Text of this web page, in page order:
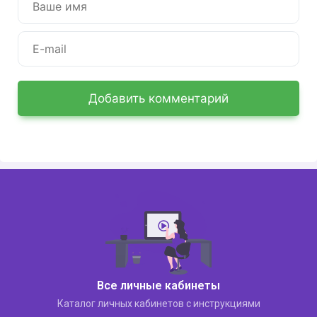
Добавить комментарий
Все личные кабинеты
Каталог личных кабинетов с инструкциями